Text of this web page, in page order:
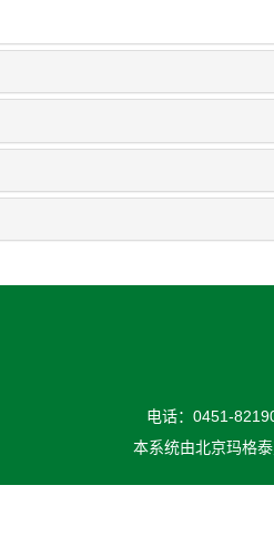
电话：0451-
本系统由北京玛格